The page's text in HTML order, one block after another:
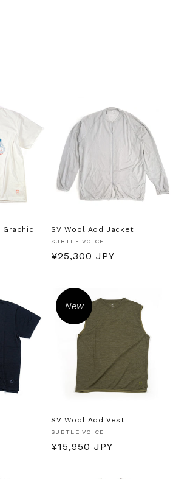
Graphic
SV Wool Add Jacket
販
売
SUBTLE VOICE
通
格
¥25,300 JPY
New
SV Wool Add Vest
販
売
SUBTLE VOICE
通
¥15,950 JPY